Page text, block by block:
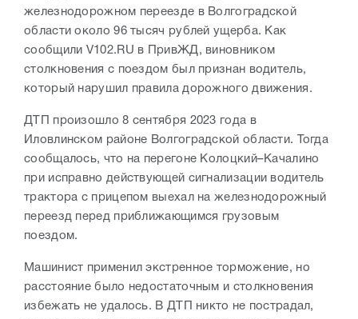
железнодорожном переезде в Волгоградской
области около 96 тысяч рублей ущерба. Как
сообщили V102.RU в ПривЖД, виновником
столкновения с поездом был признан водитель,
который нарушил правила дорожного движения.
ДТП произошло 8 сентября 2023 года в
Иловлинском районе Волгоградской области. Тогда
сообщалось, что на перегоне Колоцкий–Качалино
при исправно действующей сигнализации водитель
трактора с прицепом выехал на железнодорожный
переезд перед приближающимся грузовым
поездом.
Машинист применил экстренное торможение, но
расстояние было недостаточным и столкновения
избежать не удалось. В ДТП никто не пострадал,